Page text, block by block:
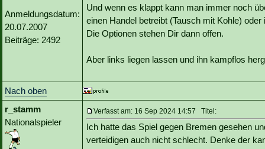
Anmeldungsdatum:
20.07.2007
Beiträge: 2492
Und wenn es klappt kann man immer noch
einen Handel betreibt (Tausch mit Kohle) oder
Die Optionen stehen Dir dann offen.
Aber links liegen lassen und ihn kampflos
Nach oben
r_stamm
Nationalspieler
Verfasst am: 16 Sep 2024 14:57 Titel:
Ich hatte das Spiel gegen Bremen gesehen
verteidigen auch nicht schlecht. Denke der